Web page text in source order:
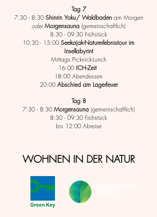
Tag 7
7:30 - 8:30 Shinrin Yoku/ Waldbadenam Morgen
oder Morgensauna (gemeinschaftlich)
8:30 - 09:30 Frühstück
10:30 - 15:00 Seekajak-Naturerlebnistour im
Insellabyrint
Mittags:Picknick-Lunch
16:00 ICH-Zeit
18:00 Abendessen
20:00 Abschiedam Lagerfeuer
Tag 8
7:30 - 8:30 Morgensauna(gemeinschaftlich)
8:30 - 09:30 Frühstück
bis 12:00 Abreise
WOHNEN IN DER NATUR